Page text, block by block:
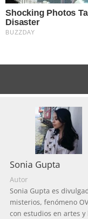
Sonia Gupta
Autor
Sonia Gupta es
misterios, fenómeno
con estudios en artes